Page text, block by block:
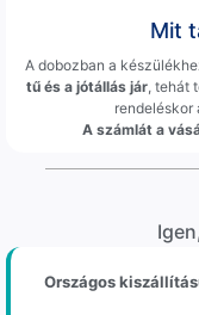
Mit
A dobozban a
tű és a jótállás jár ,
rendeléskor
A számlát a
Országos